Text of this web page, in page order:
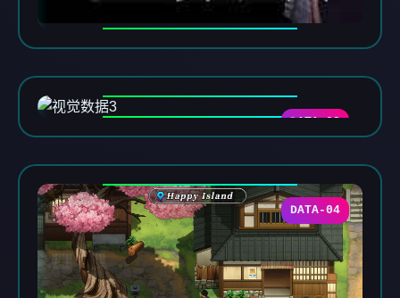
DATA-03
DATA-04